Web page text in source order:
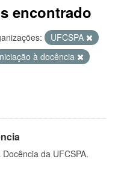
encontrado
UFCSPA
à docência
da UFCSPA.